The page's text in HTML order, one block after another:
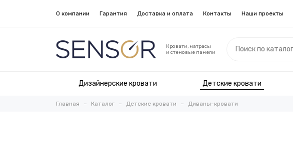
О компании Гарантия Доставка и оплата Контакты Наши проекты
Кровати, матрасы
и стеновые панели
Дизайнерские кровати Детские кровати
Главная Каталог Детские кровати Диваны-кровати